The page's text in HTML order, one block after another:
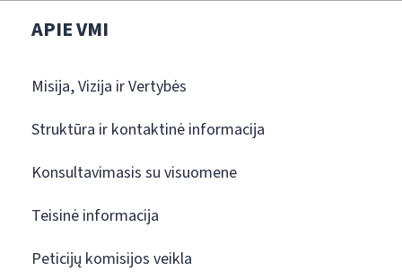
APIE VMI
Misija, Vizija ir Vertybės
Struktūra ir kontaktinė informacija
Konsultavimasis su visuomene
Teisinė informacija
Peticijų komisijos veikla